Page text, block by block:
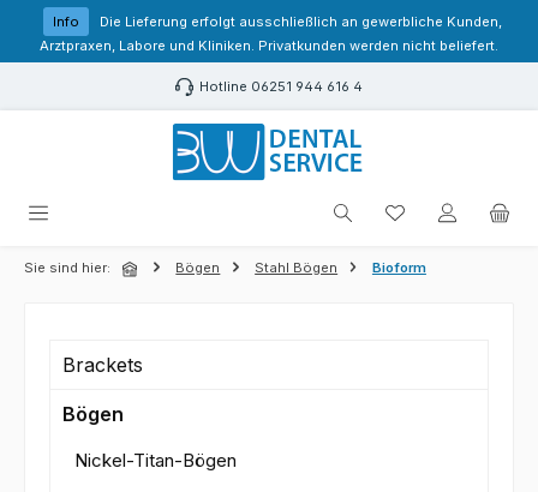
Zum Hauptinhalt springen
Info
Die Lieferung erfolgt ausschließlich an gewerbliche Kunden,
Arztpraxen, Labore und Kliniken. Privatkunden werden nicht beliefert.
Hotline 06251 944 616 4
Du hast 0
Sie sind hier: Bögen Stahl Bögen Bioform
Brackets
Bögen
Nickel-Titan-Bögen